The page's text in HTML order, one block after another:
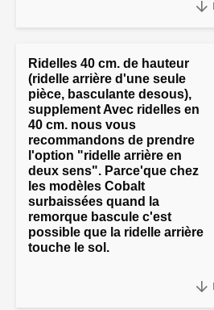
Ridelles 40 cm. de hauteur
(ridelle arrière d'une seule
pièce, basculante desous),
supplement Avec ridelles en
40 cm. nous vous
recommandons de prendre
l'option "ridelle arrière en
deux sens". Parce'que chez
les modèles Cobalt
surbaissées quand la
remorque bascule c'est
possible que la ridelle arrière
touche le sol.